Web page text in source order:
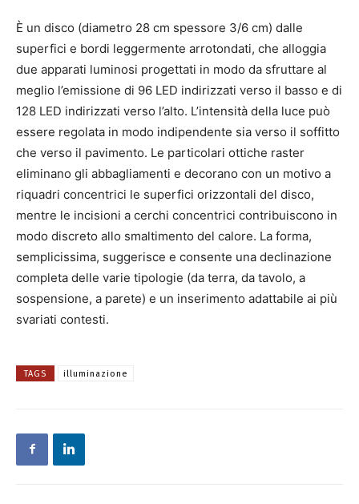
È un disco (diametro 28 cm spessore 3/6 cm) dalle
superfici e bordi leggermente arrotondati, che alloggia
due apparati luminosi progettati in modo da sfruttare al
meglio l’emissione di 96 LED indirizzati verso il basso e di
128 LED indirizzati verso l’alto. L’intensità della luce può
essere regolata in modo indipendente sia verso il soffitto
che verso il pavimento. Le particolari ottiche raster
eliminano gli abbagliamenti e decorano con un motivo a
riquadri concentrici le superfici orizzontali del disco,
mentre le incisioni a cerchi concentrici contribuiscono in
modo discreto allo smaltimento del calore. La forma,
semplicissima, suggerisce e consente una declinazione
completa delle varie tipologie (da terra, da tavolo, a
sospensione, a parete) e un inserimento adattabile ai più
svariati contesti.
TAGS illuminazione